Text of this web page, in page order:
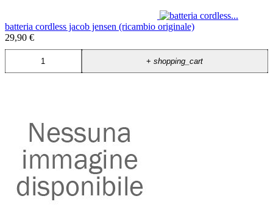
batteria cordless jacob jensen (ricambio originale)
29,90 €
+shopping_cart